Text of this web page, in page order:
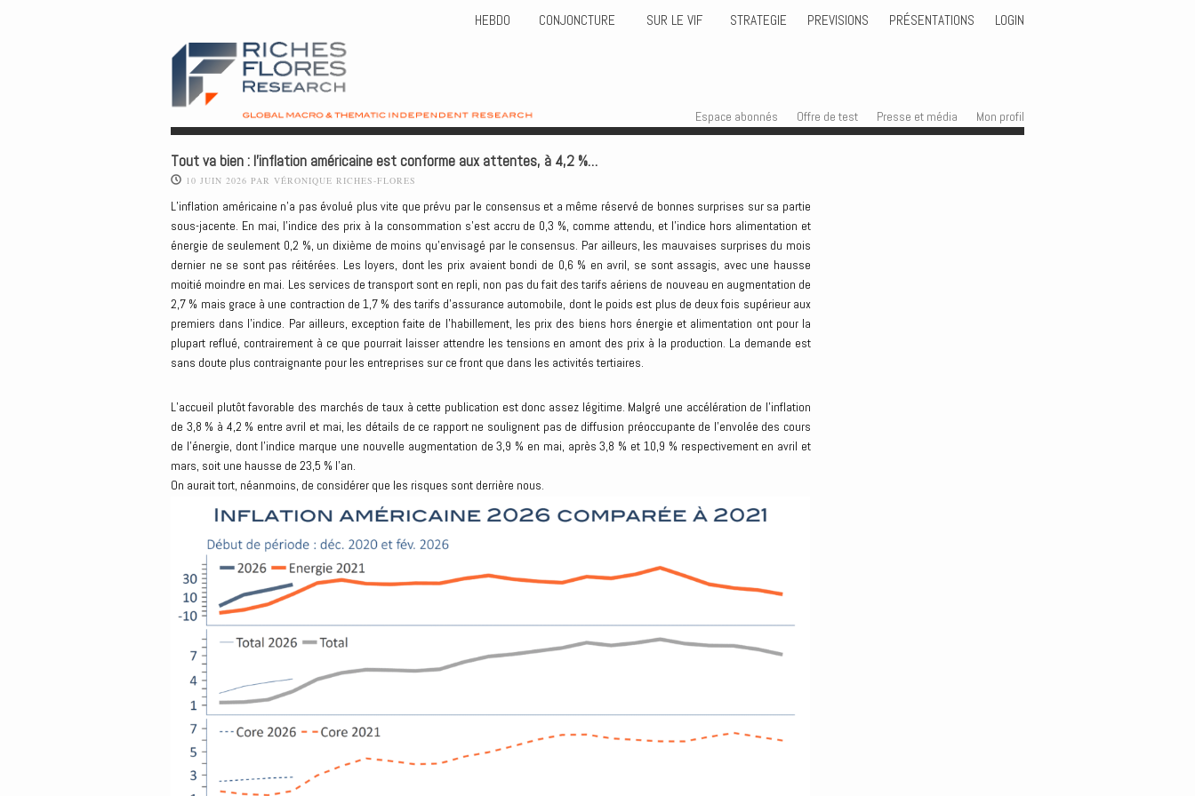
HEBDO CONJONCTURE SUR LE VIF STRATEGIE PREVISIONS PRÉSENTATIONS LOGIN
Menu
Skip to content
Espace abonnés Offre de test Presse et média Mon profil
Tout va bien : l’inflation américaine est conforme aux attentes, à 4,2 %…
10 JUIN 2026 PAR VÉRONIQUE RICHES-FLORES
L’inflation américaine n’a pas évolué plus vite que prévu par le consensus et a même réservé de bonnes surprises sur sa partie
sous-jacente. En mai, l’indice des prix à la consommation s’est accru de 0,3 %, comme attendu, et l’indice hors alimentation et
énergie de seulement 0,2 %, un dixième de moins qu’envisagé par le consensus. Par ailleurs, les mauvaises surprises du mois
dernier ne se sont pas réitérées. Les loyers, dont les prix avaient bondi de 0,6 % en avril, se sont assagis, avec une hausse
moitié moindre en mai. Les services de transport sont en repli, non pas du fait des tarifs aériens de nouveau en augmentation de
2,7 % mais grace à une contraction de 1,7 % des tarifs d’assurance automobile, dont le poids est plus de deux fois supérieur aux
premiers dans l’indice. Par ailleurs, exception faite de l’habillement, les prix des biens hors énergie et alimentation ont pour la
plupart reflué, contrairement à ce que pourrait laisser attendre les tensions en amont des prix à la production. La demande est
sans doute plus contraignante pour les entreprises sur ce front que dans les activités tertiaires.
L’accueil plutôt favorable des marchés de taux à cette publication est donc assez légitime. Malgré une accélération de l’inflation
de 3,8 % à 4,2 % entre avril et mai, les détails de ce rapport ne soulignent pas de diffusion préoccupante de l’envolée des cours
de l’énergie, dont l’indice marque une nouvelle augmentation de 3,9 % en mai, après 3,8 % et 10,9 % respectivement en avril et
mars, soit une hausse de 23,5 % l’an.
On aurait tort, néanmoins, de considérer que les risques sont derrière nous.